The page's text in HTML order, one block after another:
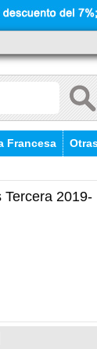
Francesa
Tercera 2019-